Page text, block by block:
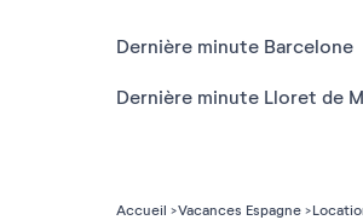
Dernière minute Barcelone
Dernière minute Lloret de
Accueil Vacances Espagne